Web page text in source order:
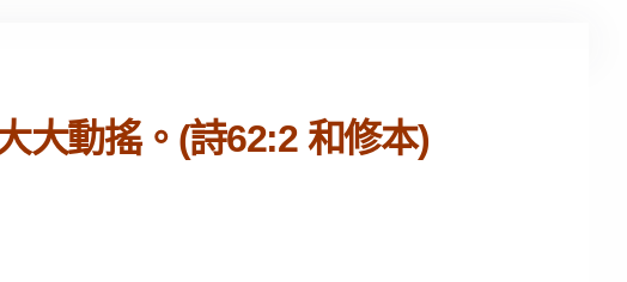
大動搖。(詩62:2 和修本)